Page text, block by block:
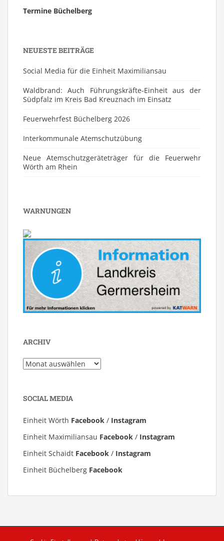
Termine Büchelberg
NEUESTE BEITRÄGE
Social Media für die Einheit Maximiliansau
Waldbrand: Auch Führungskräfte-Einheit aus der
Südpfalz im Kreis Bad Kreuznach im Einsatz
Feuerwehrfest Büchelberg 2026
⁠Interkommunale Atemschutzübung
Neue Atemschutzgeräteträger für die Feuerwehr
Wörth am Rhein
WARNUNGEN
ARCHIV
Archiv
SOCIAL MEDIA
Einheit Wörth Facebook / Instagram
Einheit Maximiliansau Facebook / Instagram
Einheit Schaidt Facebook / Instagram
Einheit Büchelberg Facebook